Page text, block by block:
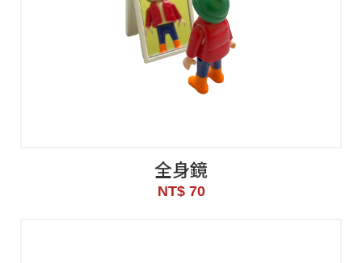
全身鏡
NT$ 70